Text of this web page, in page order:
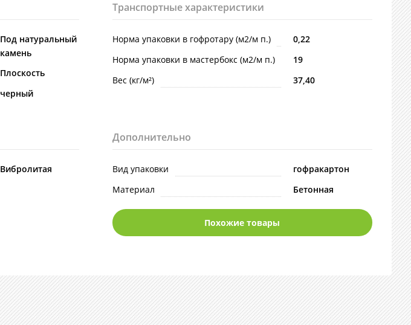
Под натуральный
камень
Плоскость
черный
Транспортные характеристики
Норма упаковки в гофротару (м2/м п.)
0,22
Норма упаковки в мастербокс (м2/м п.)
19
Вес (кг/м²)
37,40
Вибролитая
Дополнительно
Вид упаковки
гофракартон
Материал
Бетонная
Похожие товары